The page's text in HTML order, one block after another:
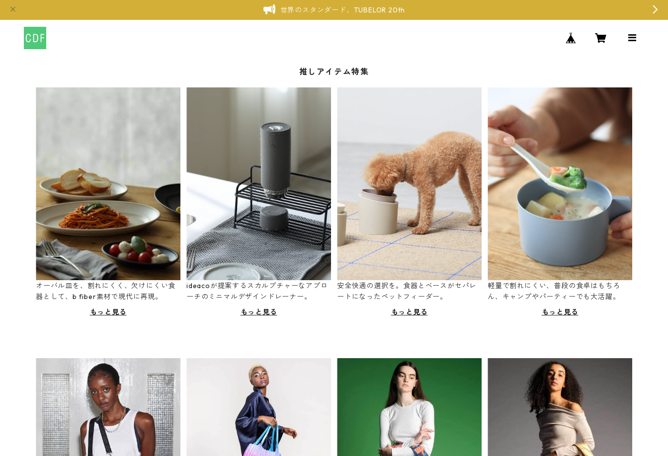
世界のスタンダード、TUBELOR 20th
推しアイテム特集
オーバル皿を、割れにくく、欠けにくい食
器として、b fiber素材で現代に再現。
もっと見る
ideacoが提案するスカルプチャーなアプロ
ーチのミニマルデザインドレーナー。
もっと見る
安全快適の選択を。食器とベースがセパレ
ートになったペットフィーダー。
もっと見る
軽量で割れにくい、普段の食卓はもちろ
ん、キャンプやパーティーでも大活躍。
もっと見る